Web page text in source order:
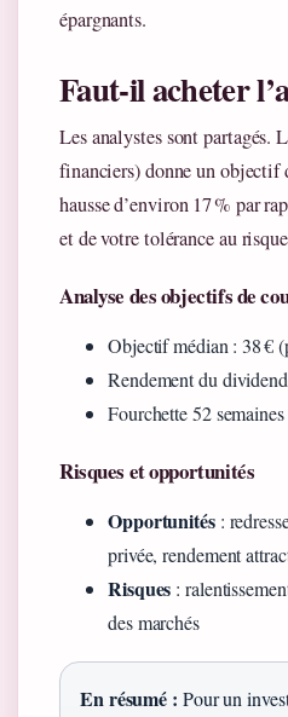
épargnants.
Faut-il acheter
Les analystes sont partagés.
financiers) donne un objectif
hausse d’environ 17 % par
et de votre tolérance au
Analyse des objectifs de
Objectif médian : 38 €
Rendement du
Fourchette 52
Risques et opportunités
Opportunités:
privée, rendement
Risques :
des marchés
En résumé : Pour un